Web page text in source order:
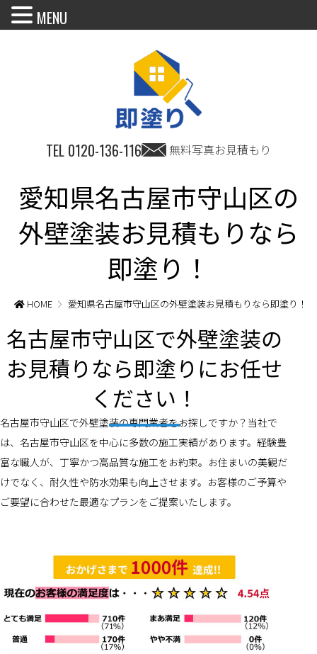
TEL 0120-136-116 無料写真お見積もり
愛知県名古屋市守山区の
外壁塗装お見積もりなら
即塗り！
HOME 愛知県名古屋市守山区の外壁塗装お見積もりなら即塗り！
名古屋市守山区で外壁塗装の
お見積りなら即塗りにお任せ
ください！
名古屋市守山区で外壁塗装の専門業者をお探しですか？当社で
は、名古屋市守山区を中心に多数の施工実績があります。経験豊
富な職人が、丁寧かつ高品質な施工をお約束。お住まいの美観だ
けでなく、耐久性や防水効果も向上させます。お客様のご予算や
ご要望に合わせた最適なプランをご提案いたします。
MENU